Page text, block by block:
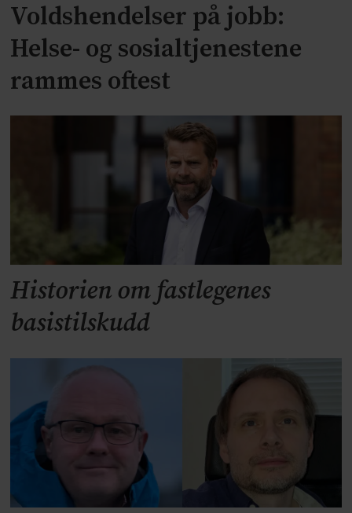
Voldshendelser på jobb:
Helse- og sosialtjenestene
rammes oftest
Historien om fastlegenes
basistilskudd